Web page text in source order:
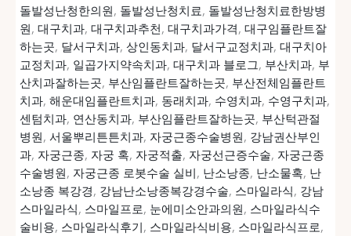
돌발성난청한의원, 돌발성난청치료, 돌발성난청치료한방병
원, 대구치과, 대구치과추천, 대구치과가격, 대구임플란트잘
하는곳, 달서구치과, 상인동치과, 달서구교정치과, 대구치아
교정치과, 일곱가지약속치과, 대구치과 블로그, 부산치과, 부
산치과잘하는곳, 부산임플란트잘하는곳, 부산전체임플란트
치과, 해운대임플란트치과, 동래치과, 수영치과, 수영구치과,
센텀치과, 연산동치과, 부산임플란트잘하는곳, 부산턱관절
병원, 서울뿌리튼튼치과, 자궁근종수술병원, 강남권산부인
과, 자궁근종, 자궁 혹, 자궁적출, 자궁선근증수술, 자궁근종
수술병원, 자궁근종 로봇수술 실비, 난소낭종, 난소물혹, 난
소낭종 복강경, 강남난소낭종복강경수술, 스마일라식, 강남
스마일라식, 스마일프로, 눈에미소안과의원, 스마일라식수
술비용, 스마일라식후기, 스마일라식비용, 스마일라식프로,